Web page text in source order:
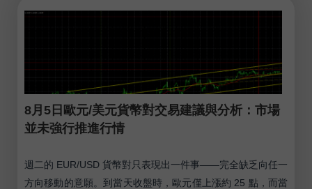
8月5日歐元/美元貨幣對交易建議與分析：市場
並未強行推進行情
週二的 EUR/USD 貨幣對只表現出一件事——完全缺乏向任一
方向移動的意願。到當天收盤時，歐元僅上漲約 25 點，而當